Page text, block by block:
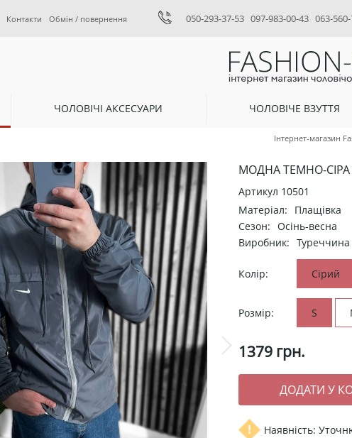
Контакти Обмін / повернення 050-293-37-53 097-983-00-43 063-
ЧОЛОВІЧІ АКСЕСУАРИ ЧОЛОВІЧЕ ВЗУТТЯ
Інтернет-магазин
МОДНА ТЕМНО-СІРА
Артикул 10501
Матеріал:
Плащівка
Сезон: Осінь-весна
Виробник: Туреччина
Колір: Сірий
Розмір: S
1379 грн.
Наявність: